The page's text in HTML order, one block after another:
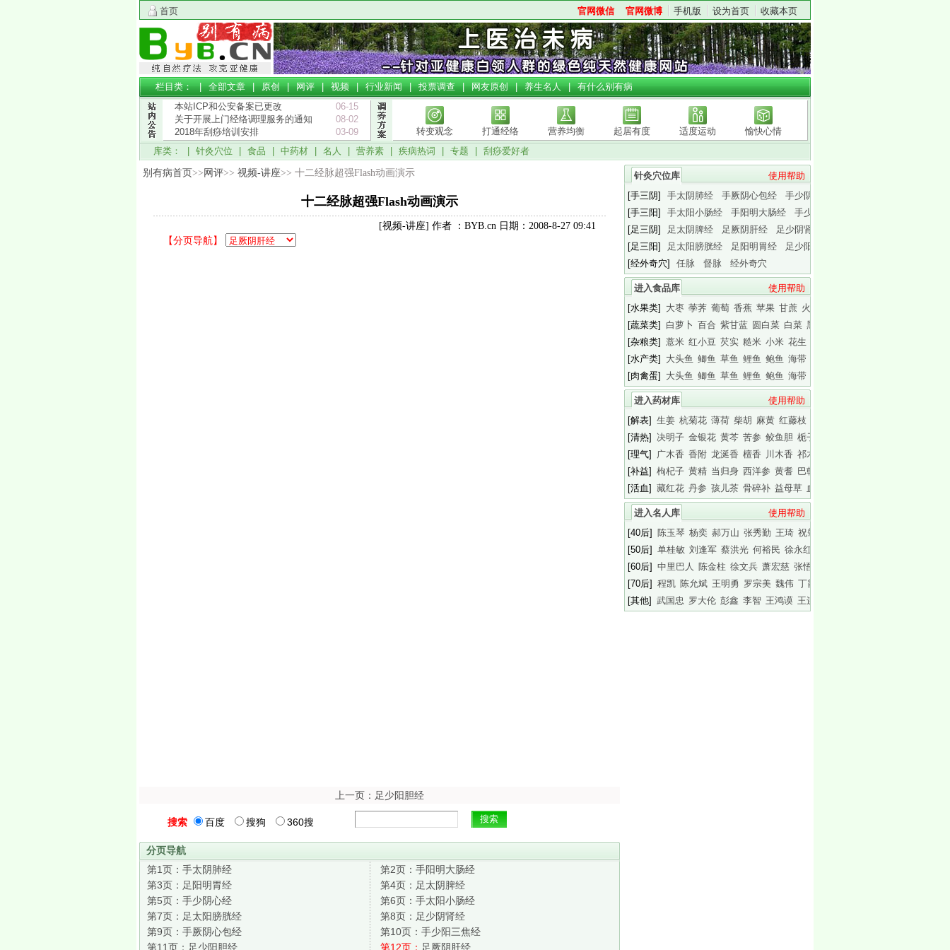
首页 官网微信 官网微博 手机版 设为首页 收藏本页
栏目类： |全部文章|原创|网评|视频|行业新闻|投票调查|网友原创|养生名人|有什么别有病
本站ICP和公安备案已更改
06-15
关于开展上门经络调理服务的通知
08-02
2018年刮痧培训安排
03-09 转变观念 打通经络 营养均衡 起居有度 适度运动
愉快心情
库类： | 针灸穴位 食品 中药材 名人 营养素 疾病热词 专题 刮痧爱好者
别有病首页>> 网评>> 视频-讲座>> 十二经脉超强Flash动画演示
十二经脉超强Flash动画演示
[视频-讲座] 作者 ：BYB.cn 日期：2008-8-27 09:41
【分页导航】
上一页：足少阳胆经
搜索 百度 搜狗 360搜
分页导航
第1页： 手太阴肺经 第2页： 手阳明大肠经
第3页： 足阳明胃经 第4页： 足太阴脾经
第5页： 手少阴心经 第6页： 手太阳小肠经
第7页： 足太阳膀胱经 第8页： 足少阴肾经
第9页： 手厥阴心包经 第10页： 手少阳三焦经
第11页： 足少阳胆经 第12页： 足厥阴肝经
针灸穴位库
使用帮助
[手三阴]
手太阴肺经 手厥阴心包经
手少阴心经
[手三阳]
手太阳小肠经 手阳明大肠经
手少阳三焦经
[足三阴]
足太阴脾经 足厥阴肝经
足少阴肾经
[足三阳]
足太阳膀胱经 足阳明胃经
足少阳胆经
[经外奇穴]
任脉 督脉 经外奇穴
进入食品库
使用帮助
[水果类]
大枣 荸荠 葡萄 香蕉 苹果 甘蔗 火龙果
[蔬菜类]
白萝卜 百合 紫甘蓝 圆白菜 白菜 黑木耳
[杂粮类] 薏米 红小豆 芡实 糙米 小米 花生
[水产类]
大头鱼 鲫鱼 草鱼 鲤鱼 鲍鱼 海带
[肉禽蛋]
大头鱼 鲫鱼 草鱼 鲤鱼 鲍鱼 海带
进入药材库
使用帮助
[解表] 生姜 杭菊花 薄荷 柴胡 麻黄 红藤枝
[清热] 决明子 金银花 黄芩 苦参 鲛鱼胆 栀子
[理气]
广木香 香附 龙涎香 檀香 川木香 祁木香
[补益] 枸杞子 黄精 当归身 西洋参 黄耆 巴戟天
[活血] 藏红花 丹参 孩儿茶 骨碎补 益母草 血竭
进入名人库
使用帮助
[40后]
陈玉琴 杨奕 郝万山 张秀勤 王琦 祝肇刚
[50后] 单桂敏 刘逢军 蔡洪光 何裕民 徐永红
[60后] 中里巴人 陈金柱 徐文兵 萧宏慈 张悟本
[70后] 程凯 陈允斌 王明勇 罗宗美 魏伟 丁霞
[其他] 武国忠 罗大伦 彭鑫 李智 王鸿谟 王连清